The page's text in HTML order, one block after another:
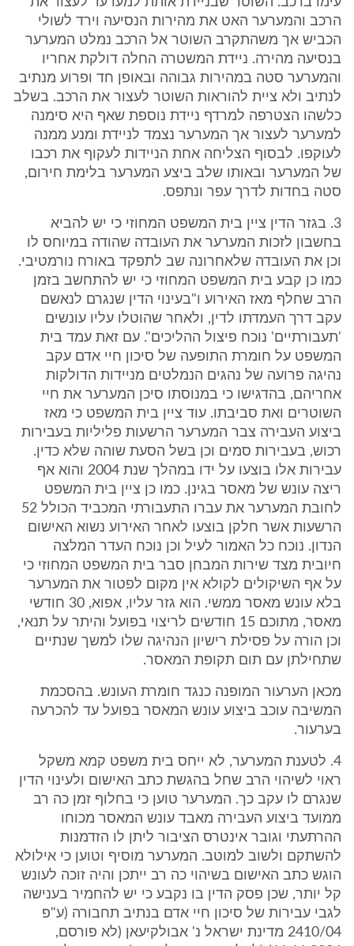
הרכב והמערער האט את מהירות הנסיעה וירד לשולי
הכביש אך משהתקרב השוטר אל הרכב נמלט המערער
בנסיעה מהירה. ניידת המשטרה החלה דולקת אחריו
והמערער סטה במהירות גבוהה ובאופן חד ופרוע מנתיב
לנתיב ולא ציית להוראות השוטר לעצור את הרכב. בשלב
כלשהו הצטרפה למרדף ניידת נוספת שאף היא סימנה
למערער לעצור אך המערער נצמד לניידת ומנע ממנה
לעוקפו. לבסוף הצליחה אחת הניידות לעקוף את רכבו
של המערער ובאותו שלב ביצע המערער בלימת חירום,
סטה בחדות לדרך עפר ונתפס.
3. בגזר הדין ציין בית המשפט המחוזי כי יש להביא
בחשבון לזכות המערער את העובדה שהודה במיוחס לו
וכן את העובדה שלאחרונה שב לתפקד באורח נורמטיבי.
כמו כן קבע בית המשפט המחוזי כי יש להתחשב בזמן
הרב שחלף מאז האירוע ו"בעינוי הדין שנגרם לנאשם
עקב דרך העמדתו לדין, ולאחר שהוטלו עליו עונשים
'תעבורתיים' נוכח פיצול ההליכים". עם זאת עמד בית
המשפט על חומרת התופעה של סיכון חיי אדם עקב
נהיגה פרועה של נהגים הנמלטים מניידות הדולקות
אחריהם, בהדגישו כי במנוסתו סיכן המערער את חיי
השוטרים ואת סביבתו. עוד ציין בית המשפט כי מאז
ביצוע העבירה צבר המערער הרשעות פליליות בעבירות
רכוש, בעבירות סמים וכן בשל הסעת שוהה שלא כדין.
עבירות אלו בוצעו על ידו במהלך שנת 2004 והוא אף
ריצה עונש של מאסר בגינן. כמו כן ציין בית המשפט
לחובת המערער את עברו התעבורתי המכביד הכולל 52
הרשעות אשר חלקן בוצעו לאחר האירוע נשוא האישום
הנדון. נוכח כל האמור לעיל וכן נוכח העדר המלצה
חיובית מצד שירות המבחן סבר בית המשפט המחוזי כי
על אף השיקולים לקולא אין מקום לפטור את המערער
בלא עונש מאסר ממשי. הוא גזר עליו, אפוא, 30 חודשי
מאסר, מתוכם 15 חודשים לריצוי בפועל והיתר על תנאי,
וכן הורה על פסילת רישיון הנהיגה שלו למשך שנתיים
שתחילתן עם תום תקופת המאסר.
מכאן הערעור המופנה כנגד חומרת העונש. בהסכמת
המשיבה עוכב ביצוע עונש המאסר בפועל עד להכרעה
בערעור.
4. לטענת המערער, לא ייחס בית משפט קמא משקל
ראוי לשיהוי הרב שחל בהגשת כתב האישום ולעינוי הדין
שנגרם לו עקב כך. המערער טוען כי בחלוף זמן כה רב
ממועד ביצוע העבירה מאבד עונש המאסר מכוחו
ההרתעתי וגובר אינטרס הציבור ליתן לו הזדמנות
להשתקם ולשוב למוטב. המערער מוסיף וטוען כי אילולא
הוגש כתב האישום בשיהוי כה רב ייתכן והיה זוכה לעונש
קל יותר, שכן פסק הדין בו נקבע כי יש להחמיר בענישה
לגבי עבירות של סיכון חיי אדם בנתיב תחבורה (ע"פ
2410/04 מדינת ישראל נ' אבולקיעאן (לא פורסם,